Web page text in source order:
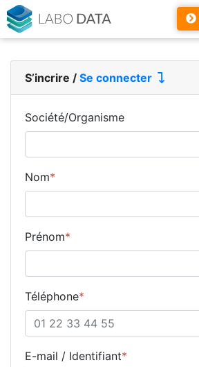
S’incrire / Se connecter
Société/Organisme
Nom*
Prénom*
Téléphone*
E-mail / Identifiant*